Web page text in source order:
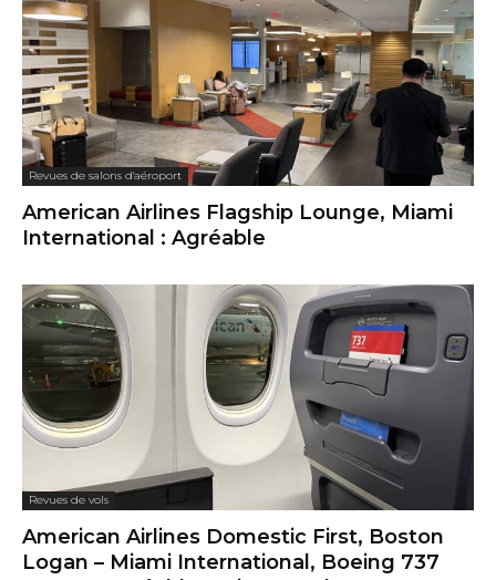
Revues de salons d'aéroport
American Airlines Flagship Lounge, Miami
International : Agréable
Revues de vols
American Airlines Domestic First, Boston
Logan – Miami International, Boeing 737